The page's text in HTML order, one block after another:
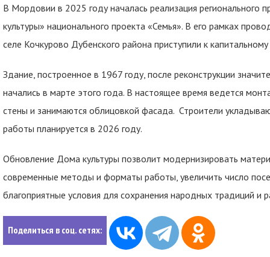
В Мордовии в 2025 году началась реализация регионального
культуры» национального проекта «Семья». В его рамках
селе Кочкурово Дубенского района приступили к
Здание, построенное в 1967 году, после реконструкции
начались в марте этого года. В настоящее время ведется
стены и занимаются облицовкой фасада. Строители
работы планируется в 2026 году.
Обновление Дома культуры позволит модернизировать
современные методы и форматы работы, увеличить число
благоприятные условия для сохранения народных традиций и
Поделиться в соц. сетях: